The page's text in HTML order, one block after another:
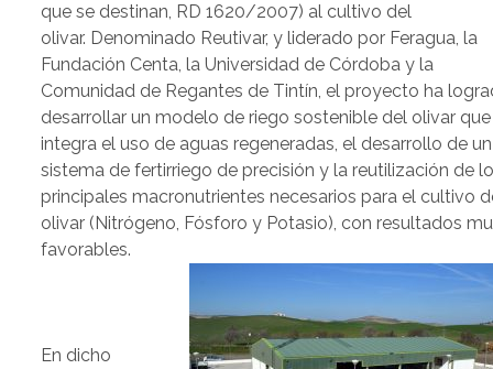
que se destinan, RD 1620/2007) al cultivo del
olivar. Denominado Reutivar, y liderado por Feragua, la
Fundación Centa, la Universidad de Córdoba y la
Comunidad de Regantes de Tintín, el proyecto ha
desarrollar un modelo de riego sostenible del olivar que
integra el uso de aguas regeneradas, el desarrollo de un
sistema de fertirriego de precisión y la reutilización de
principales macronutrientes necesarios para el cultivo
olivar (Nitrógeno, Fósforo y Potasio), con resultados
favorables.
En dicho